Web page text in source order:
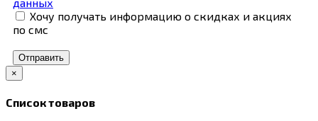
Хочу получать информацию о скидках и акциях
по смс
Отправить
×
Список товаров